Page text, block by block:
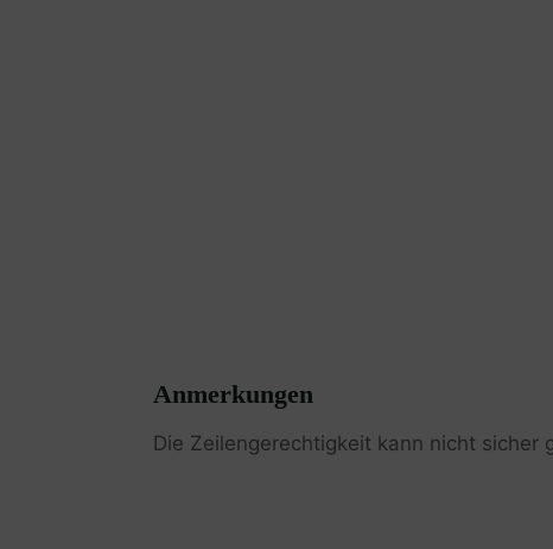
Anmerkungen
Die Zeilengerechtigkeit kann nicht sicher